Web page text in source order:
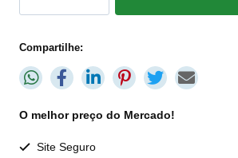
Compartilhe:
O melhor preço do Mercado!
Site Seguro